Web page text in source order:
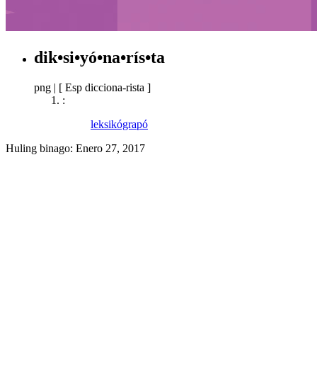
dik•si•yó•na•rís•ta
png | [ Esp dicciona-rista ]
:
leksikógrapó
Huling binago: Enero 27, 2017